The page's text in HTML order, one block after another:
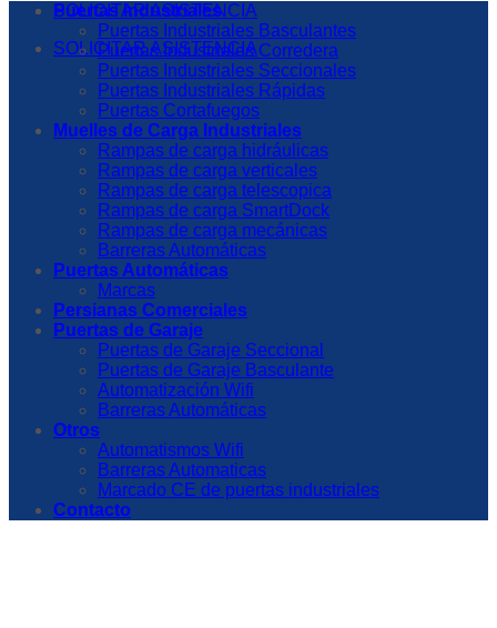
SOLICITAR ASISTENCIA
SOLICITAR ASISTENCIA
Puertas Industriales
Puertas Industriales Basculantes
Puertas Industriales Corredera
Puertas Industriales Seccionales
Puertas Industriales Rápidas
Puertas Cortafuegos
Muelles de Carga Industriales
Rampas de carga hidráulicas
Rampas de carga verticales
Rampas de carga telescopica
Rampas de carga SmartDock
Rampas de carga mecánicas
Barreras Automáticas
Puertas Automáticas
Marcas
Persianas Comerciales
Puertas de Garaje
Puertas de Garaje Seccional
Puertas de Garaje Basculante
Automatización Wifi
Barreras Automáticas
Otros
Automatismos Wifi
Barreras Automaticas
Marcado CE de puertas industriales
Contacto